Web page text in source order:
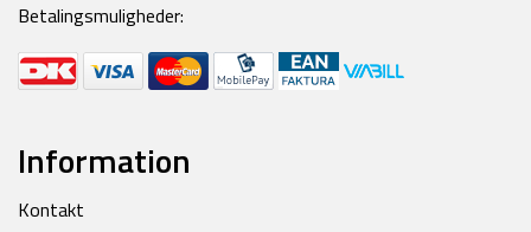
Betalingsmuligheder:
Information
Kontakt